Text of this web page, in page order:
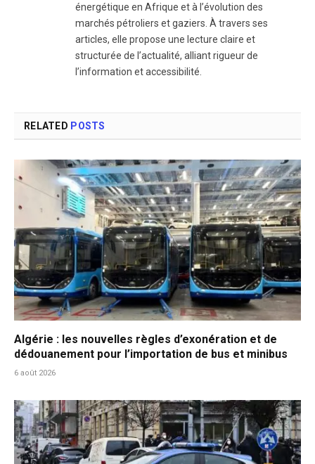
énergétique en Afrique et à l’évolution des
marchés pétroliers et gaziers. À travers ses
articles, elle propose une lecture claire et
structurée de l’actualité, alliant rigueur de
l’information et accessibilité.
RELATED POSTS
Algérie : les nouvelles règles d’exonération et de
dédouanement pour l’importation de bus et minibus
6 août 2026